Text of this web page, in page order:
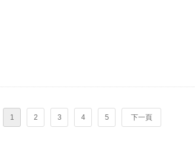
1 2 3 4 5 下一頁